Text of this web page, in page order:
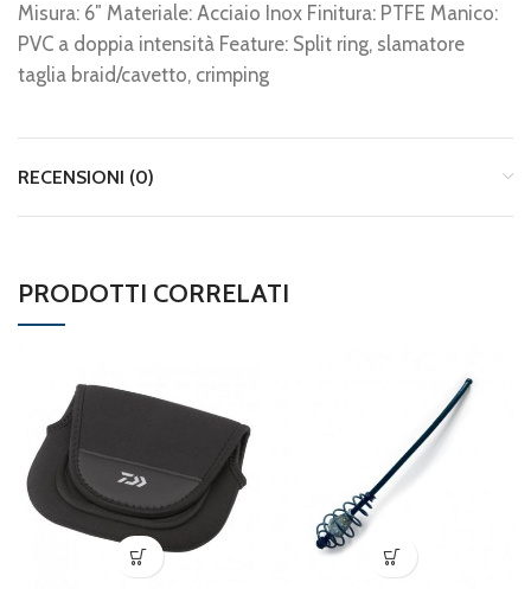
Misura: 6″ Materiale: Acciaio Inox Finitura: PTFE Manico:
PVC a doppia intensità Feature: Split ring, slamatore
taglia braid/cavetto, crimping
RECENSIONI (0)
PRODOTTI CORRELATI